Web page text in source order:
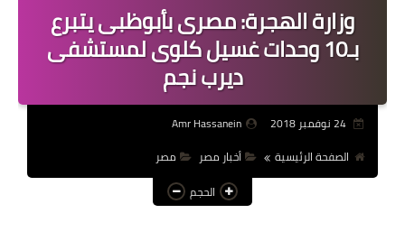
منوعات
فعاليات
عالم المرأة
فن وثقافة
وزارة الهجرة: مصرى بأبوظبى يتبرع
بـ10 وحدات غسيل كلوى لمستشفى
ديرب نجم
24 نوفمبر 2018
Amr Hassanein
الصفحة الرئيسية
أخبار مصر
مصر
الحجم